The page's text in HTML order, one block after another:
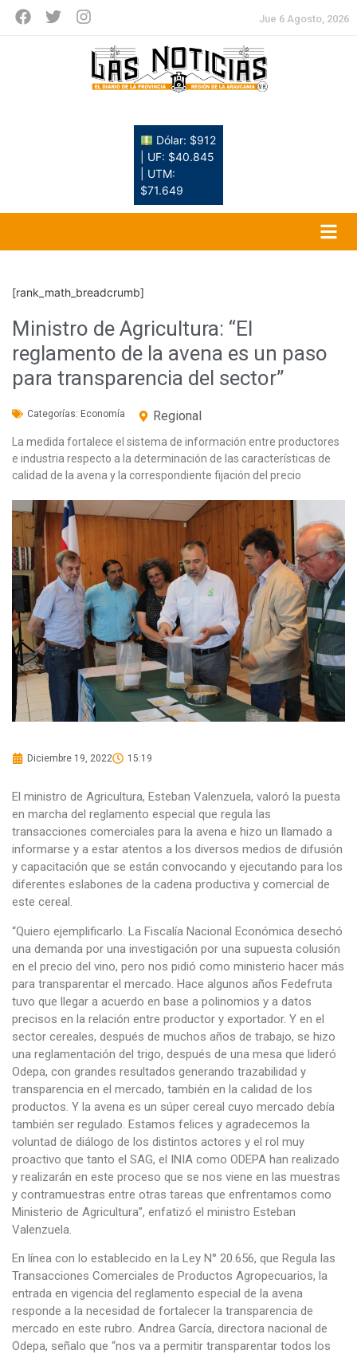
Jue 6 Agosto, 2026
Dólar: $912
| UF: $40.845
| UTM:
$71.649
[rank_math_breadcrumb]
Ministro de Agricultura: “El
reglamento de la avena es un paso
para transparencia del sector”
Categorías: Economía Regional
La medida fortalece el sistema de información entre productores
e industria respecto a la determinación de las características de
calidad de la avena y la correspondiente fijación del precio
Diciembre 19, 2022 15:19
El ministro de Agricultura, Esteban Valenzuela, valoró la puesta
en marcha del reglamento especial que regula las
transacciones comerciales para la avena e hizo un llamado a
informarse y a estar atentos a los diversos medios de difusión
y capacitación que se están convocando y ejecutando para los
diferentes eslabones de la cadena productiva y comercial de
este cereal.
“Quiero ejemplificarlo. La Fiscalía Nacional Económica desechó
una demanda por una investigación por una supuesta colusión
en el precio del vino, pero nos pidió como ministerio hacer más
para transparentar el mercado. Hace algunos años Fedefruta
tuvo que llegar a acuerdo en base a polinomios y a datos
precisos en la relación entre productor y exportador. Y en el
sector cereales, después de muchos años de trabajo, se hizo
una reglamentación del trigo, después de una mesa que lideró
Odepa, con grandes resultados generando trazabilidad y
transparencia en el mercado, también en la calidad de los
productos. Y la avena es un súper cereal cuyo mercado debía
también ser regulado. Estamos felices y agradecemos la
voluntad de diálogo de los distintos actores y el rol muy
proactivo que tanto el SAG, el INIA como ODEPA han realizado
y realizarán en este proceso que se nos viene en las muestras
y contramuestras entre otras tareas que enfrentamos como
Ministerio de Agricultura”, enfatizó el ministro Esteban
Valenzuela.
En línea con lo establecido en la Ley N° 20.656, que Regula las
Transacciones Comerciales de Productos Agropecuarios, la
entrada en vigencia del reglamento especial de la avena
responde a la necesidad de fortalecer la transparencia de
mercado en este rubro. Andrea García, directora nacional de
Odepa, señalo que “nos va a permitir transparentar todos los